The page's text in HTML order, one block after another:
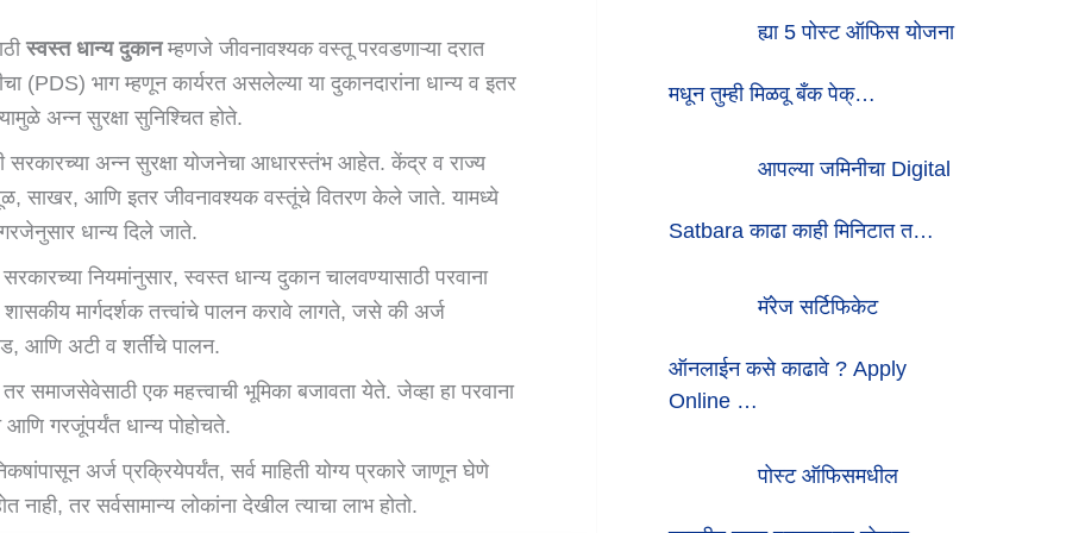
स्वस्त धान्य दुकानम्हणजे जीवनावश्यक वस्तू परवडणाऱ्या दरात
(PDS) भाग म्हणून कार्यरत असलेल्या या दुकानदारांना धान्य व इतर
अन्न सुरक्षा सुनिश्चित होते.
सरकारच्या अन्न सुरक्षा योजनेचा आधारस्तंभ आहेत. केंद्र व राज्य
साखर, आणि इतर जीवनावश्यक वस्तूंचे वितरण केले जाते. यामध्ये
धान्य दिले जाते.
नियमांनुसार, स्वस्त धान्य दुकान चालवण्यासाठी परवाना
मार्गदर्शक तत्त्वांचे पालन करावे लागते, जसे की अर्ज
आणि अटी व शर्तींचे पालन.
समाजसेवेसाठी एक महत्त्वाची भूमिका बजावता येते. जेव्हा हा परवाना
आणि गरजूंपर्यंत धान्य पोहोचते.
अर्ज प्रक्रियेपर्यंत, सर्व माहिती योग्य प्रकारे जाणून घेणे
तर सर्वसामान्य लोकांना देखील त्याचा लाभ होतो.
ह्या 5 पोस्ट ऑफिस योजना
मधून तुम्ही मिळवू बँक पेक्…
आपल्या जमिनीचा Digital
Satbara काढा काही मिनिटात त…
मॅरेज सर्टिफिकेट
ऑनलाईन कसे काढावे ? Apply
Online …
पोस्ट ऑफिसमधील